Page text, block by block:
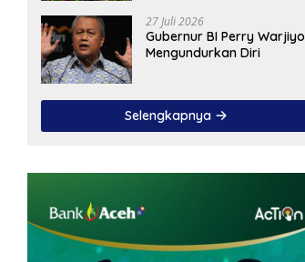
27 Juli 2026
Gubernur BI Perry Warjiyo
Mengundurkan Diri
Selengkapnya